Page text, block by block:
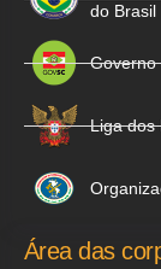
do Brasil
Governo
Liga dos
Área das